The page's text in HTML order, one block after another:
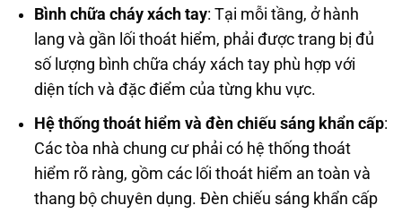
Bình chữa cháy xách tay: Tại mỗi tầng, ở hành
lang và gần lối thoát hiểm, phải được trang bị đủ
số lượng bình chữa cháy xách tay phù hợp với
diện tích và đặc điểm của từng khu vực.
Hệ thống thoát hiểm và đèn chiếu sáng khẩn cấp:
Các tòa nhà chung cư phải có hệ thống thoát
hiểm rõ ràng, gồm các lối thoát hiểm an toàn và
thang bộ chuyên dụng. Đèn chiếu sáng khẩn cấp